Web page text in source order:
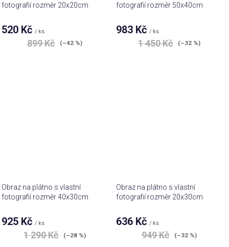
fotografií rozměr 20x20cm
520 Kč / ks
899 Kč (–42 %)
fotografií rozměr 50x40cm
983 Kč / ks
1 450 Kč (–32 %)
Obraz na plátno s vlastní
fotografií rozměr 40x30cm
925 Kč/ ks
1 290 Kč (–28 %)
Obraz na plátno s vlastní
fotografií rozměr 20x30cm
636 Kč/ ks
949 Kč (–32 %)